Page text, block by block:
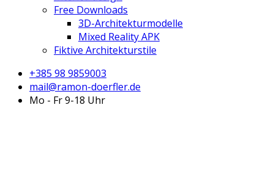
Free Downloads
3D-Architekturmodelle
Mixed Reality APK
Fiktive Architekturstile
+385 98 9859003
mail@ramon-doerfler.de
Mo - Fr 9-18 Uhr